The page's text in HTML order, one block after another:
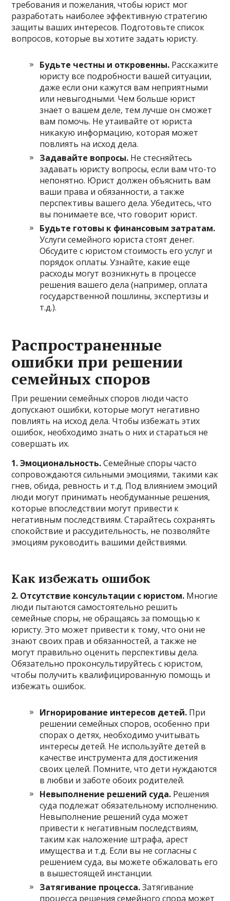
требования и пожелания, чтобы юрист мог
разработать наиболее эффективную стратегию
защиты ваших интересов. Подготовьте список
вопросов, которые вы хотите задать юристу.
Будьте честны и откровенны. Расскажите
юристу все подробности вашей ситуации,
даже если они кажутся вам неприятными
или невыгодными. Чем больше юрист
знает о вашем деле, тем лучше он сможет
вам помочь. Не утаивайте от юриста
никакую информацию, которая может
повлиять на исход дела.
Задавайте вопросы. Не стесняйтесь
задавать юристу вопросы, если вам что-то
непонятно. Юрист должен объяснить вам
ваши права и обязанности, а также
перспективы вашего дела. Убедитесь, что
вы понимаете все, что говорит юрист.
Будьте готовы к финансовым затратам.
Услуги семейного юриста стоят денег.
Обсудите с юристом стоимость его услуг и
порядок оплаты. Узнайте, какие еще
расходы могут возникнуть в процессе
решения вашего дела (например, оплата
государственной пошлины, экспертизы и
т.д.).
Распространенные
ошибки при решении
семейных споров
При решении семейных споров люди часто
допускают ошибки, которые могут негативно
повлиять на исход дела. Чтобы избежать этих
ошибок, необходимо знать о них и стараться не
совершать их.
1. Эмоциональность.Семейные споры часто
сопровождаются сильными эмоциями, такими как
гнев, обида, ревность и т.д. Под влиянием эмоций
люди могут принимать необдуманные решения,
которые впоследствии могут привести к
негативным последствиям. Старайтесь сохранять
спокойствие и рассудительность, не позволяйте
эмоциям руководить вашими действиями.
Как избежать ошибок
2. Отсутствие консультации с юристом. Многие
люди пытаются самостоятельно решить
семейные споры, не обращаясь за помощью к
юристу. Это может привести к тому, что они не
знают своих прав и обязанностей, а также не
могут правильно оценить перспективы дела.
Обязательно проконсультируйтесь с юристом,
чтобы получить квалифицированную помощь и
избежать ошибок.
Игнорирование интересов детей. При
решении семейных споров, особенно при
спорах о детях, необходимо учитывать
интересы детей. Не используйте детей в
качестве инструмента для достижения
своих целей. Помните, что дети нуждаются
в любви и заботе обоих родителей.
Невыполнение решений суда. Решения
суда подлежат обязательному исполнению.
Невыполнение решений суда может
привести к негативным последствиям,
таким как наложение штрафа, арест
имущества и т.д. Если вы не согласны с
решением суда, вы можете обжаловать его
в вышестоящей инстанции.
Затягивание процесса.Затягивание
процесса решения семейного спора может